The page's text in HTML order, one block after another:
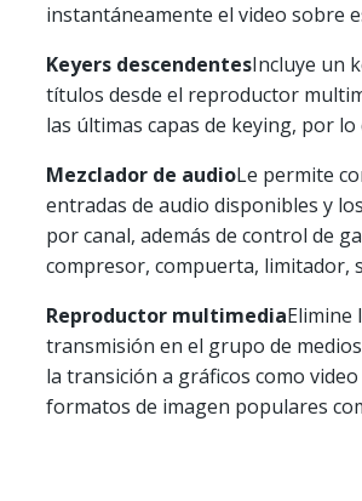
instantáneamente el video sobre
Keyers descendentesIncluye un
títulos desde el reproductor
las últimas capas de keying, por
Mezclador de audioLe permite
entradas de audio disponibles y
por canal, además de control de
compresor, compuerta, limitador,
Reproductor multimediaElimine
transmisión en el grupo de
la transición a gráficos como
formatos de imagen populares